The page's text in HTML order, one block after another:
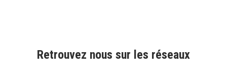
Retrouvez nous sur les réseaux